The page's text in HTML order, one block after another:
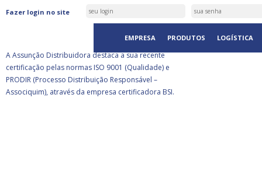
Fazer login no site
EMPRESA PRODUTOS LOGÍSTICA
ASSUNÇÃO DISTRIBUIDORA É
CERTIFICADA PELA BSI
A Assunção Distribuidora destaca a sua recente
certificação pelas normas ISO 9001 (Qualidade) e
PRODIR (Processo Distribuição Responsável –
Associquim), através da empresa certificadora BSI.